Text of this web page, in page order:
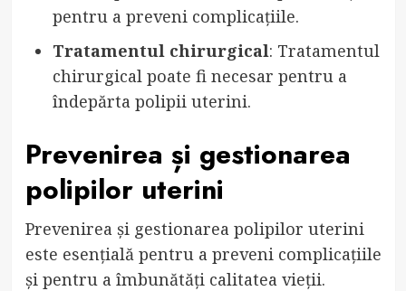
pentru a preveni complicațiile.
Tratamentul chirurgical: Tratamentul
chirurgical poate fi necesar pentru a
îndepărta polipii uterini.
Prevenirea și gestionarea
polipilor uterini
Prevenirea și gestionarea polipilor uterini
este esențială pentru a preveni complicațiile
și pentru a îmbunătăți calitatea vieții.